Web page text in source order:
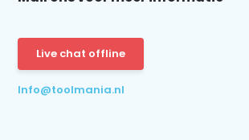
Live chat offline
Info@toolmania.nl